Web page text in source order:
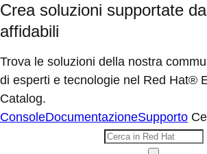
Crea soluzioni supportate
affidabili
Trova le soluzioni della nostra
di esperti e tecnologie nel Red Hat®
Catalog.
ConsoleDocumentazioneSupporto